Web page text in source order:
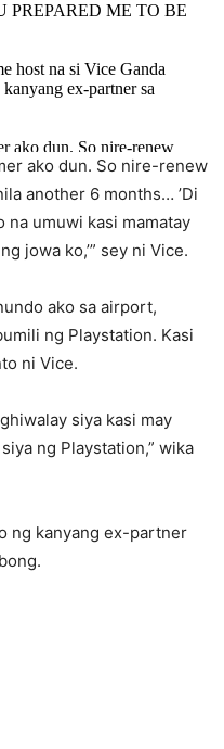
PREPARED ME TO BE
host na si Vice Ganda
ex-partner sa
ako dun. So nire-renew
h7UA6WIuyk
ako dun. So nire-renew
another 6 months… ’Di
na umuwi kasi mamatay
jowa ko,’” sey ni Vice.
ako sa airport,
ng Playstation. Kasi
ni Vice.
siya kasi may
ng Playstation,” wika
ng kanyang ex-partner